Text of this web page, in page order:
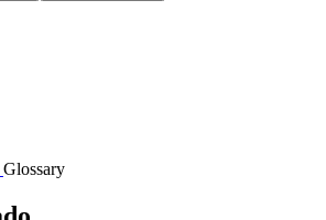
Glossary